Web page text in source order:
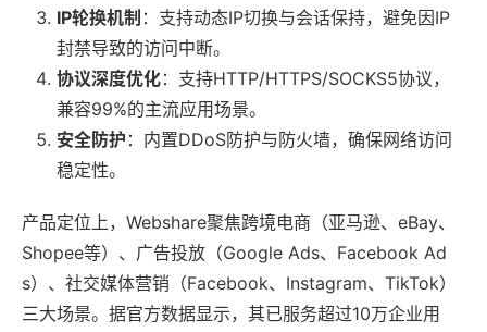
IP轮换机制 ：支持动态IP切换与会话保持，避免因IP
封禁导致的访问中断。
协议深度优化：支持HTTP/HTTPS/SOCKS5协议，
兼容99%的主流应用场景。
安全防护 ：内置DDoS防护与防火墙，确保网络访问
稳定性。
产品定位上，Webshare聚焦跨境电商（亚马逊、eBay、
Shopee等）、广告投放（Google Ads、Facebook Ad
s）、社交媒体营销（Facebook、Instagram、TikTok）
三大场景。据官方数据显示，其已服务超过10万企业用